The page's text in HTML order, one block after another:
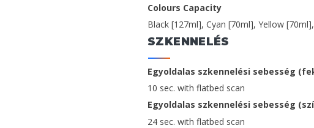
Colours Capacity
Black [127ml], Cyan [70ml], Yellow
SZKENNELÉS
Egyoldalas szkennelési sebesség
10 sec. with flatbed scan
Egyoldalas szkennelési sebesség
24 sec. with flatbed scan